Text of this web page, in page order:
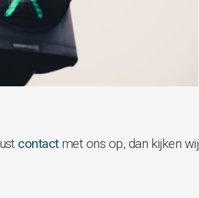
contactmet ons op, dan kijken wij